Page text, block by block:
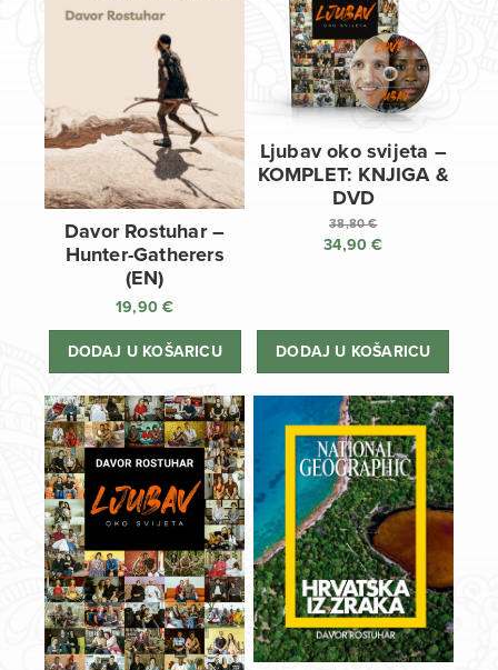
Davor Rostuhar –
Hunter-Gatherers
(EN)
19,90€
DODAJ U KOŠARICU
Ljubav oko svijeta –
KOMPLET: KNJIGA &
DVD
38,80€
Izvorna
38,80 €.
34,90€
34,90 €.
DODAJ U KOŠARICU